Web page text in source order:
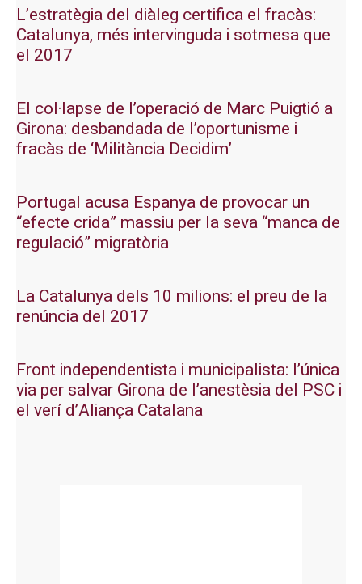
L’estratègia del diàleg certifica el fracàs:
Catalunya, més intervinguda i sotmesa que
el 2017
El col·lapse de l’operació de Marc Puigtió a
Girona: desbandada de l’oportunisme i
fracàs de ‘Militància Decidim’
Portugal acusa Espanya de provocar un
“efecte crida” massiu per la seva “manca de
regulació” migratòria
La Catalunya dels 10 milions: el preu de la
renúncia del 2017
Front independentista i municipalista: l’única
via per salvar Girona de l’anestèsia del PSC i
el verí d’Aliança Catalana